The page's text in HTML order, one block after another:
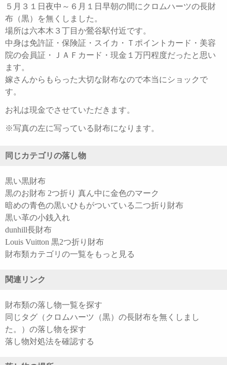
５月３１日夜中～６月１日早朝の間にクロムハーツの長財
布（黒）を無くしました。
場所は六本木３丁目か鶯谷駅付近です。
中身は免許証・保険証・スイカ・Ｔポイントカード・美容
院の会員証・ＪＡＦカード・現金１万円程度だったと思い
ます。
嫁さんからもらった大切な財布なので本当にショックで
す。
お礼は現金でさせていただきます。
※写真の左に写っている財布になります。
同じカテゴリの落し物
黒い黒財布
黒のお財布 2つ折り 真ん中に金色のマーク
暗めの青色の黒いひもがついている二つ折り財布
黒い革の小銭入れ
dunhill長財布
Louis Vuitton 黒2つ折り財布
財布類カテゴリの一覧をもっと見る
関連リンク
財布類の落し物一覧を探す
同じタグ（クロムハーツ（黒）の長財布を無くしまし
た。）の落し物を探す
落し物対処法を確認する